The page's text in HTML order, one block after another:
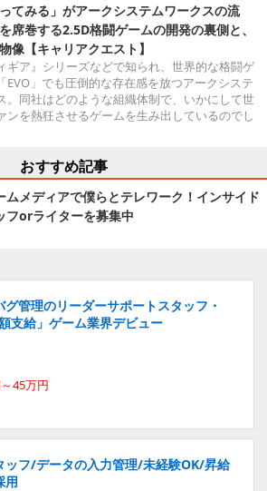
ってみる」がアークシステムワークスの流
席巻する2.5D格闘ゲームの開発の裏側と、
像【キャリアクエスト】
ギア』シリーズなどで知られ、世界的な格闘ゲ
EVO」でも圧倒的な存在感を放つアークシステ
。同社はどのような組織体制で、いかにして世
ンを熱狂させるゲームを生み出しているのでし
おすすめ記事
ムメディアで僕らとテレワーク！インサイド
フorライターを募集中
管理のリーダーサポートスタッフ・
支給」ゲーム業界デビュー
45万円
ッフ/データの入力管理/未経験OK/昇給
用